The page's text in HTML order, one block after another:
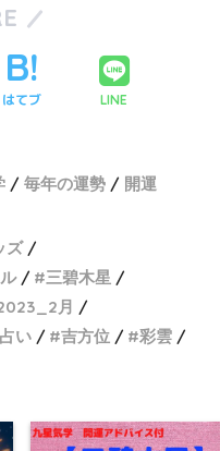
はてブ LINE
毎年の運勢
開運
ズ
三碧木星
月
占い 吉方位
彩雲